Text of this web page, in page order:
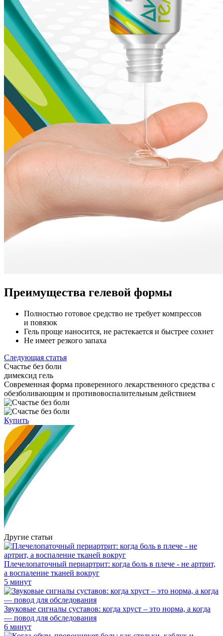
Преимущества гелевой формы
Полностью готовое средство не требует компрессов
и повязок
Гель проще наносится, не растекается и быстрее сохнет
Не имеет резкого запаха
Следующая статья
Счастье без боли
димексид гель
Cовременная форма проверенного лекарственного средства с
обезболивающим и противовоспалительным действием
Купить
Другие статьи
Плечелопаточный периартрит: когда боль в плече - не артрит,
а воспаление тканей вокруг
5 минут
Звуковые сигналы суставов: когда хруст – это норма, а когда
— повод для обследования
6 минут